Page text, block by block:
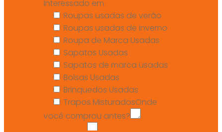
Interessado em
Roupas usadas de verão
Roupas usadas de inverno
Roupa de Marca Usadas
Sapatos Usadas
Sapatos de marca usadas
Bolsas Usadas
Brinquedos Usadas
Trapos MisturadosOnde
você comprou antes?